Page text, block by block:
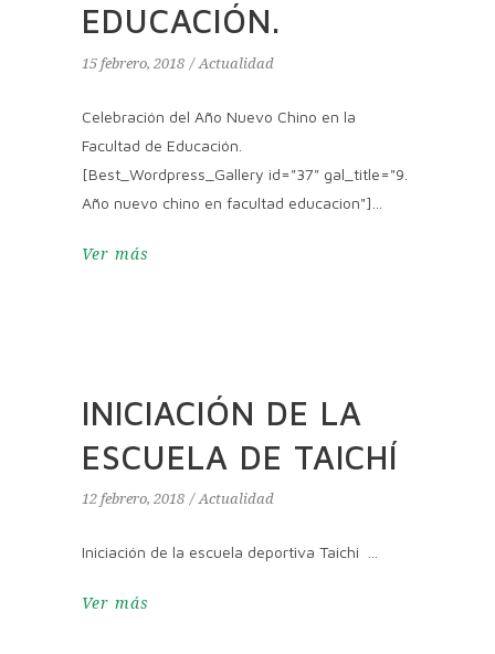
EDUCACIÓN.
15 febrero, 2018 Actualidad
Celebración del Año Nuevo Chino en la
Facultad de Educación.
[Best_Wordpress_Gallery id="37" gal_title="9.
Año nuevo chino en facultad educacion"]
Ver más
INICIACIÓN DE LA
ESCUELA DE TAICHÍ
12 febrero, 2018 Actualidad
Iniciación de la escuela deportiva Taichi
Ver más